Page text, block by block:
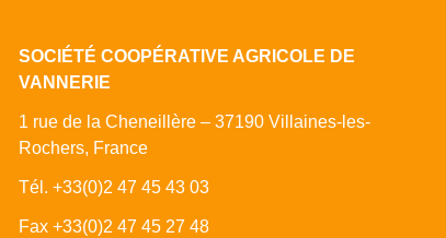
SOCIÉTÉ COOPÉRATIVE AGRICOLE DE
VANNERIE
1 rue de la Cheneillère – 37190 Villaines-les-
Rochers, France
Tél. +33(0)2 47 45 43 03
Fax +33(0)2 47 45 27 48